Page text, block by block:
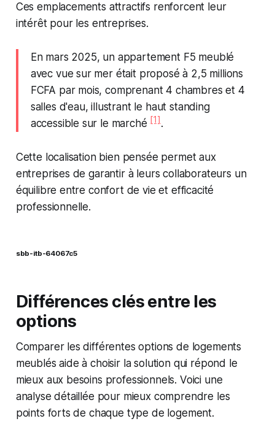
Ces emplacements attractifs renforcent leur
intérêt pour les entreprises.
En mars 2025, un appartement F5 meublé
avec vue sur mer était proposé à 2,5 millions
FCFA par mois, comprenant 4 chambres et 4
salles d'eau, illustrant le haut standing
accessible sur le marché[1].
Cette localisation bien pensée permet aux
entreprises de garantir à leurs collaborateurs un
équilibre entre confort de vie et efficacité
professionnelle.
sbb-itb-64067c5
Différences clés entre les
options
Comparer les différentes options de logements
meublés aide à choisir la solution qui répond le
mieux aux besoins professionnels. Voici une
analyse détaillée pour mieux comprendre les
points forts de chaque type de logement.